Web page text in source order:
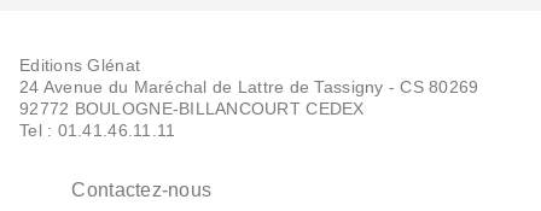
Editions Glénat
24 Avenue du Maréchal de Lattre de Tassigny - CS 80269
92772 BOULOGNE-BILLANCOURT CEDEX
Tel : 01.41.46.11.11
Contactez-nous